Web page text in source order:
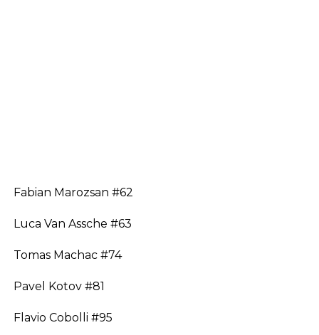
Fabian Marozsan #62
Luca Van Assche #63
Tomas Machac #74
Pavel Kotov #81
Flavio Cobolli #95